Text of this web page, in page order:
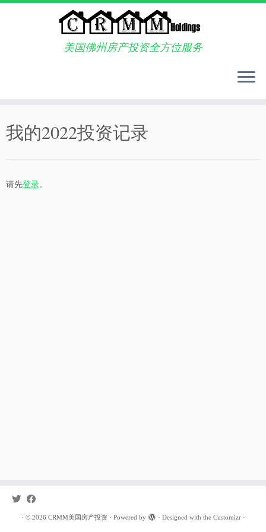
content
美国佛州房产投资全方位服务
我的2022投资记录
请先登录。
· © 2026 CRMM美国房产投资 · Powered by · Designed with the Customizr·